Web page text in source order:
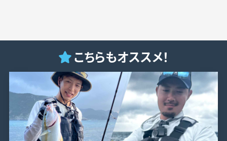
こちらもオススメ！